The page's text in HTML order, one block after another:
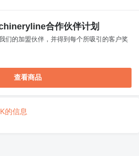
合作伙伴计划
们的加盟伙伴，并得到每个所吸引的客户奖
查看商品
的信息